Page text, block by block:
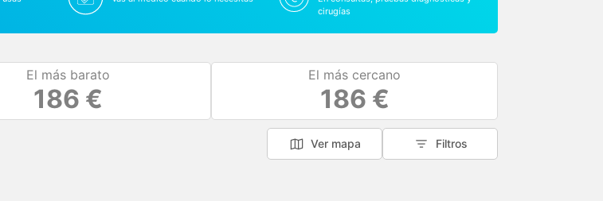
cirugías
El más barato
186 €
El más cercano
186 €
Ver mapa Filtros